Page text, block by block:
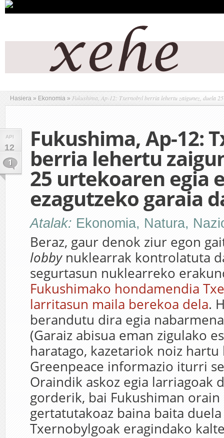
Hasiera » Ekonomia » Fukushima, Ap-12: Txernobyl berria lehertu zaigunez, duela
API
12
1
Fukushima, Ap-12:
berria lehertu
25 urtekoaren egia
ezagutzeko garaia
Atalak: Ekonomia, Natura,
Beraz, gaur denok ziur egon
lobbynuklearrak kontrolatuta
segurtasun nuklearreko
Fukushimako hondamendia
larritasun maila berekoa dela.
berandutu dira egia
(Garaiz abisua eman zigulako
haratago, kazetariok noiz
Greenpeace informazio iturri
Oraindik askoz egia larriagoak
gorderik, bai Fukushiman
gertatutakoaz baina baita
Txernobylgoak eragindako